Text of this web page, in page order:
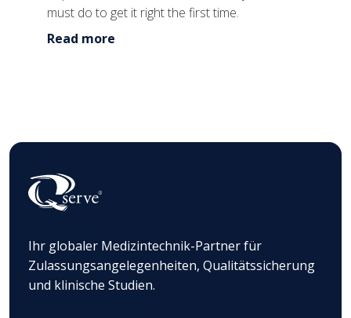
must do to get it right the first time.
Read more
Ihr globaler Medizintechnik-Partner für
Zulassungsangelegenheiten, Qualitätssicherung
und klinische Studien.